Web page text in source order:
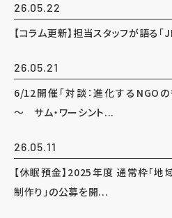
26.05.22
【コラム更新】担当スタッフが語る
26.05.21
6/12開催「対談：進化するNGO
～ サム・ワーシント...
26.05.11
【休眠預金】2025年度 通常枠「
制作り」の公募を開...